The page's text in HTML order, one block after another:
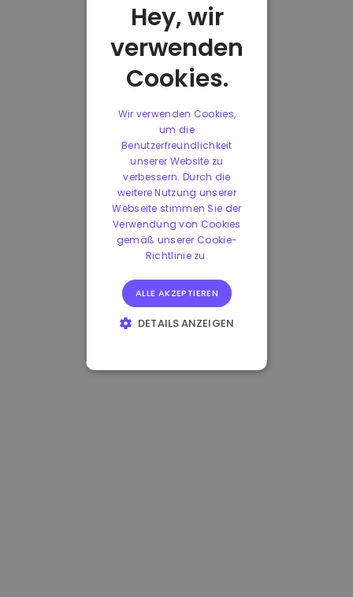
Hey, wir
verwenden
Cookies.
Wir verwenden Cookies,
um die
Benutzerfreundlichkeit
unserer Website zu
verbessern. Durch die
weitere Nutzung unserer
Webseite stimmen Sie der
Verwendung von Cookies
gemäß unserer Cookie-
Richtlinie zu.
ALLE AKZEPTIEREN
DETAILS ANZEIGEN